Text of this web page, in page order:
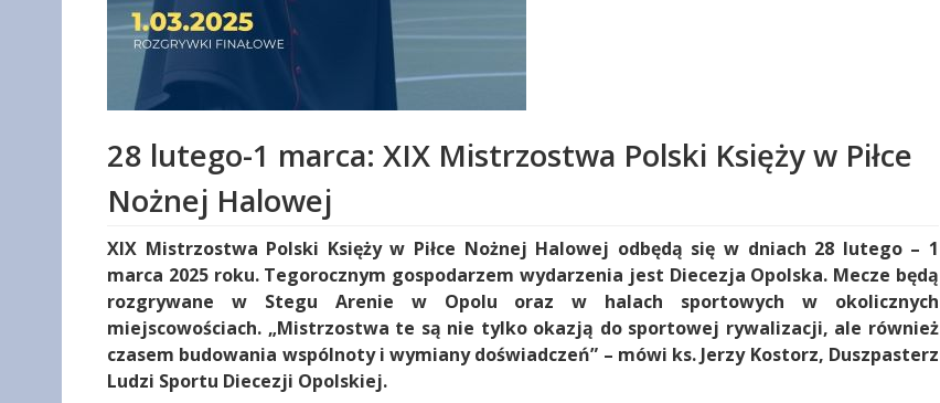
28 lutego-1 marca: XIX Mistrzostwa Polski Księży w Piłce
Nożnej Halowej
XIX Mistrzostwa Polski Księży w Piłce Nożnej Halowej odbędą się w dniach 28 lutego – 1
marca 2025 roku. Tegorocznym gospodarzem wydarzenia jest Diecezja Opolska. Mecze będą
rozgrywane w Stegu Arenie w Opolu oraz w halach sportowych w okolicznych
miejscowościach. „Mistrzostwa te są nie tylko okazją do sportowej rywalizacji, ale również
czasem budowania wspólnoty i wymiany doświadczeń” – mówi ks. Jerzy Kostorz, Duszpasterz
Ludzi Sportu Diecezji Opolskiej.